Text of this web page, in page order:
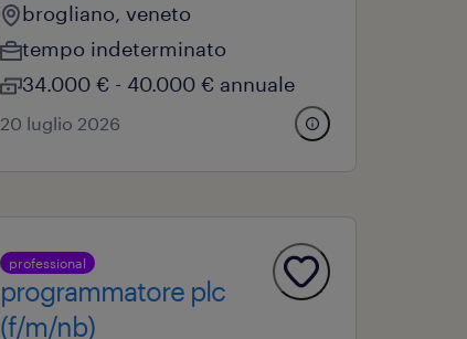
brogliano, veneto
tempo indeterminato
34.000 € - 40.000 € annuale
20 luglio 2026
professional
programmatore plc
(f/m/nb)